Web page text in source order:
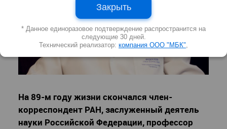
На 89-м году жизни скончался член-
корреспондент РАН, заслуженный деятель
науки Российской Федерации, профессор
Закрыть
* Данное единоразовое подтверждение распространится на
следующие 30 дней.
Технический реализатор: компания ООО "МБК",